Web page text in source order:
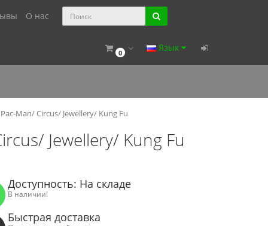
О нас
0 Язык
Man/ Circus/ Jewellery/ Kung Fu
Jewellery/ Kung Fu
Доступность: На складе
В наличии!
Быстрая доставка